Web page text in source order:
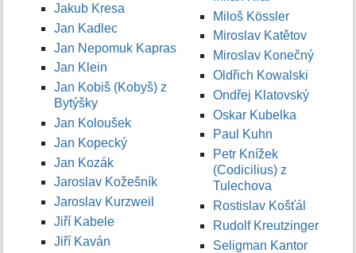
Jakub Kresa
Jan Kadlec
Jan Nepomuk Kapras
Jan Klein
Jan Kobiš (Kobyš) z
Bytýšky
Jan Koloušek
Jan Kopecký
Jan Kozák
Jaroslav Kožešník
Jaroslav Kurzweil
Jiří Kabele
Jiří Kaván
Miloš Kössler
Miroslav Katětov
Miroslav Konečný
Oldřich Kowalski
Ondřej Klatovský
Oskar Kubelka
Paul Kuhn
Petr Knížek
(Codicilius) z
Tulechova
Rostislav Košťál
Rudolf Kreutzinger
Seligman Kantor